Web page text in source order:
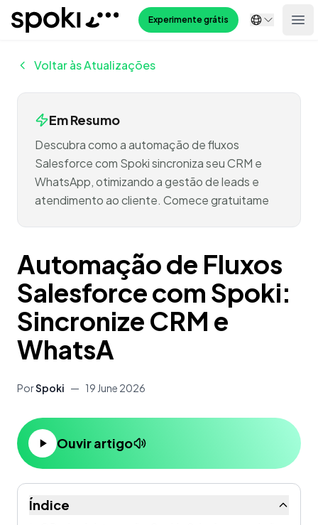
Spoki Experimente grátis
Voltar às Atualizações
Em Resumo
Descubra como a automação de fluxos
Salesforce com Spoki sincroniza seu CRM e
WhatsApp, otimizando a gestão de leads e
atendimento ao cliente. Comece gratuitame
Automação de Fluxos
Salesforce com Spoki:
Sincronize CRM e
WhatsA
PorSpoki — 19 June 2026
Ouvir artigo
Índice